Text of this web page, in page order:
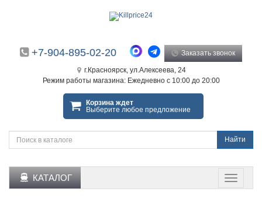
+7-904-895-02-20 Заказать звонок
г.Красноярск, ул.Алексеева, 24
Режим работы магазина: Ежедневно с 10:00 до 20:00
Корзина ждет
Выберите любое предложение
Найти
КАТАЛОГ